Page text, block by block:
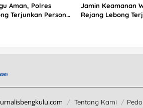
Aman, Polres
Terjunkan Personel
Jamin Keamanan
Rejang Lebong
Tentang Kami